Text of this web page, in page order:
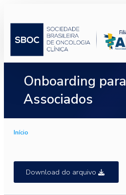
Onboarding para
Associados
Início
Download do arquivo